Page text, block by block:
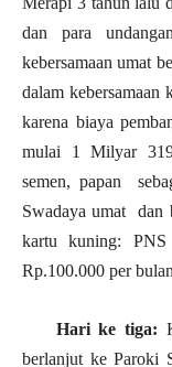
dan para
kebersamaan umat
dalam kebersamaan
karena biaya
mulai 1 Milyar
semen, papan
Swadaya umat dan
kartu kuning:
Rp.100.000 per
Hari ke tiga:
berlanjut ke Paroki